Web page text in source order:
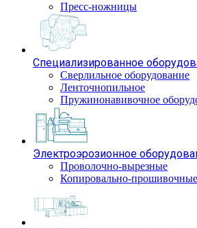
Пресс-ножницы
Специализированное
Сверлильное оборудование
Ленточнопильное
Пружинонавивочное
Электроэрозионное
Проволочно-вырезные
Копировально-прошивочные